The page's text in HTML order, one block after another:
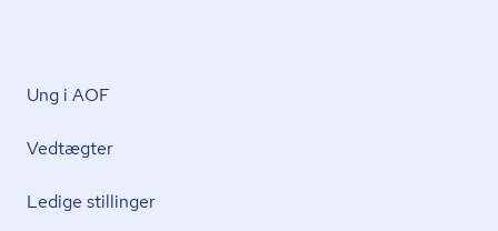
Ung i AOF
Vedtægter
Ledige stillinger